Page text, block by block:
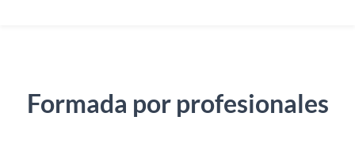
Formada por profesionales